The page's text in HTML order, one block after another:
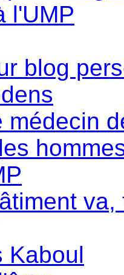
l'UMP
blog
médecin
va,
Kaboul